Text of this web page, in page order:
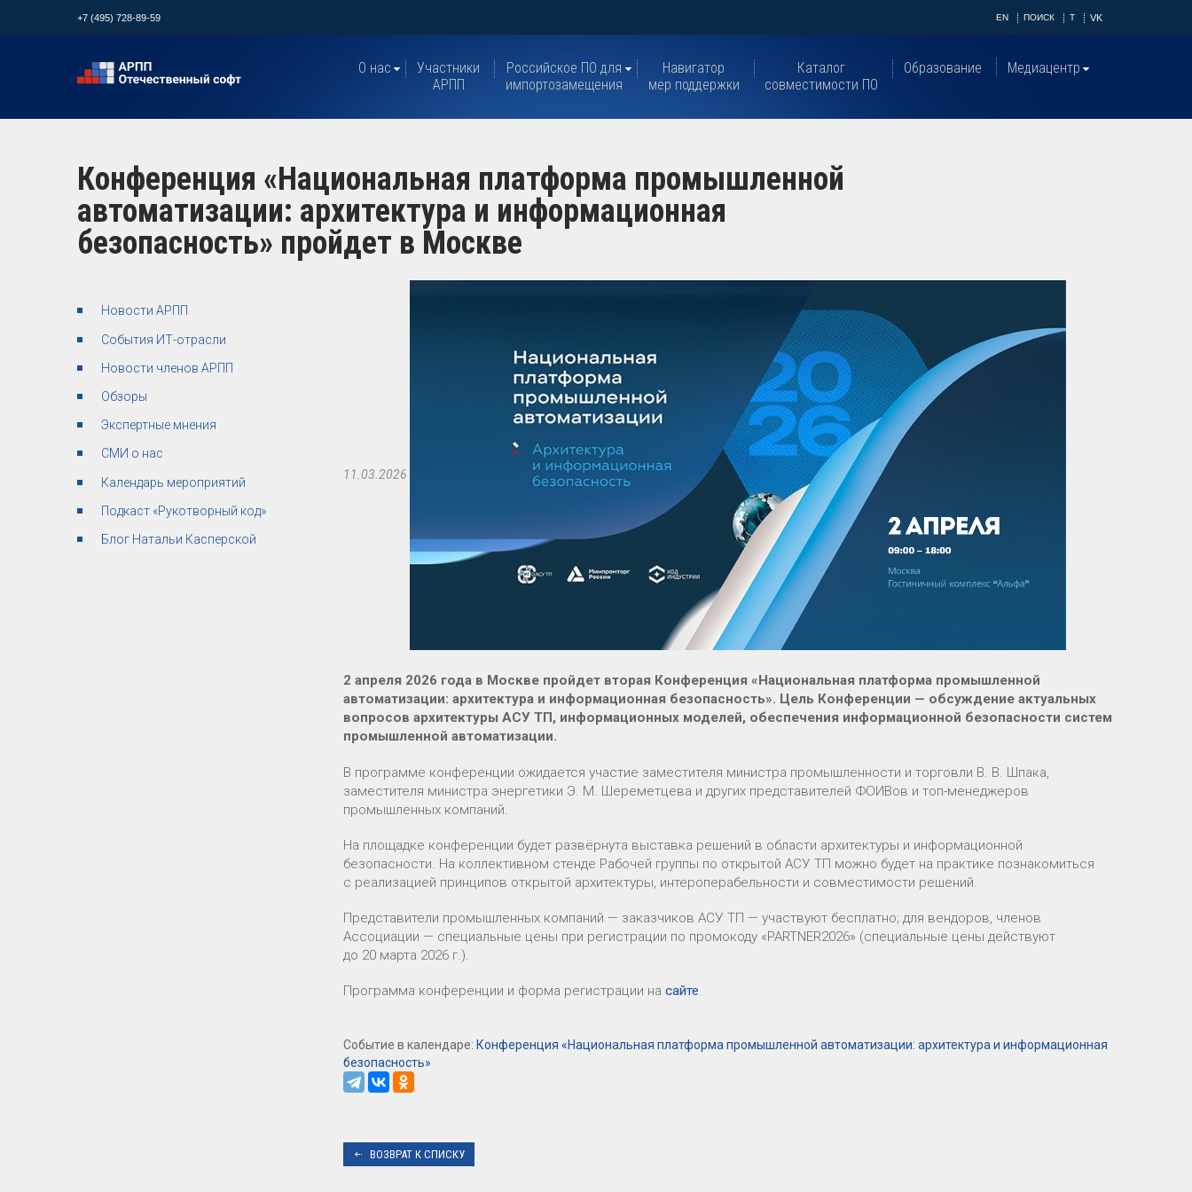
+7 (495) 728-89-59 EN ПОИСК T VK
О нас
Участники
АРПП
Российское ПО для
импортозамещения
Навигатор
мер поддержки
Каталог
совместимости ПО
Образование Медиацентр
Конференция «Национальная платформа промышленной
автоматизации: архитектура и информационная
безопасность» пройдет в Москве
Новости АРПП
События ИТ-отрасли
Новости членов АРПП
Обзоры
Экспертные мнения
СМИ о нас
Календарь мероприятий
Подкаст «Рукотворный код»
Блог Натальи Касперской
11.03.2026
2 апреля 2026 года в Москве пройдет вторая Конференция «Национальная платформа промышленной
автоматизации: архитектура и информационная безопасность». Цель Конференции — обсуждение актуальных
вопросов архитектуры АСУ ТП, информационных моделей, обеспечения информационной безопасности систем
промышленной автоматизации.
В программе конференции ожидается участие заместителя министра промышленности и торговли В. В. Шпака,
заместителя министра энергетики Э. М. Шереметцева и других представителей ФОИВов и топ-менеджеров
промышленных компаний.
На площадке конференции будет развёрнута выставка решений в области архитектуры и информационной
безопасности. На коллективном стенде Рабочей группы по открытой АСУ ТП можно будет на практике познакомиться
с реализацией принципов открытой архитектуры, интероперабельности и совместимости решений.
Представители промышленных компаний — заказчиков АСУ ТП — участвуют бесплатно; для вендоров, членов
Ассоциации — специальные цены при регистрации по промокоду «PARTNER2026» (специальные цены действуют
до 20 марта 2026 г.).
Программа конференции и форма регистрации на сайте.
Событие в календаре: Конференция «Национальная платформа промышленной автоматизации: архитектура и информационная
безопасность»
ВОЗВРАТ К СПИСКУ